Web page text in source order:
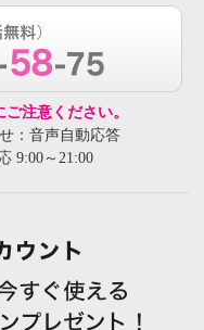
注意ください。
：音声自動応答
9:00～21:00